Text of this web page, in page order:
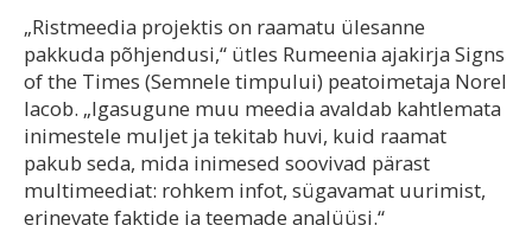
„Ristmeedia projektis on raamatu ülesanne
pakkuda põhjendusi,“ ütles Rumeenia ajakirja Signs
of the Times (Semnele timpului) peatoimetaja Norel
Iacob. „Igasugune muu meedia avaldab kahtlemata
inimestele muljet ja tekitab huvi, kuid raamat
pakub seda, mida inimesed soovivad pärast
multimeediat: rohkem infot, sügavamat uurimist,
erinevate faktide ja teemade analüüsi.“